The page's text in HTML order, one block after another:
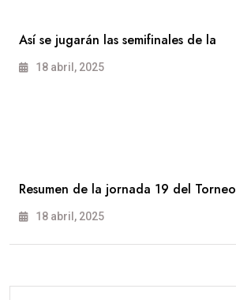
Así se jugarán las semifinales de la
18 abril, 2025
Resumen de la jornada 19 del Torneo
18 abril, 2025